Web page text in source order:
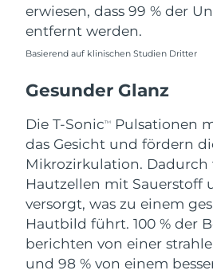
erwiesen, dass 99 % der
entfernt werden.
Basierend auf klinischen Studien Dritter
Gesunder Glanz
Die T-SonicTM
Pulsationen
das Gesicht und fördern
Mikrozirkulation. Dadurch
Hautzellen mit Sauerstoff
versorgt, was zu einem
Hautbild führt. 100 % der
berichten von einer
und 98 % von einem
Monaco
Niederlande
Norwegen
Oman
Philippinen